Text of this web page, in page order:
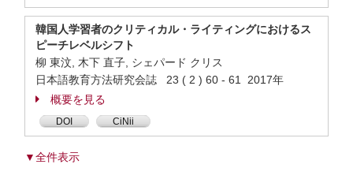
韓国人学習者のクリティカル・ライティングにおけるス
ピーチレベルシフト
柳 東汶, 木下 直子, シェパード クリス
日本語教育方法研究会誌 23 ( 2 ) 60 - 61 2017年
概要を見る
DOI CiNii
▼全件表示